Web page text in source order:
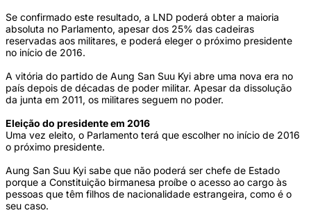
Se confirmado este resultado, a LND poderá obter a maioria
absoluta no Parlamento, apesar dos 25% das cadeiras
reservadas aos militares, e poderá eleger o próximo presidente
no início de 2016.
A vitória do partido de Aung San Suu Kyi abre uma nova era no
país depois de décadas de poder militar. Apesar da dissolução
da junta em 2011, os militares seguem no poder.
Eleição do presidente em 2016
Uma vez eleito, o Parlamento terá que escolher no início de 2016
o próximo presidente.
Aung San Suu Kyi sabe que não poderá ser chefe de Estado
porque a Constituição birmanesa proíbe o acesso ao cargo às
pessoas que têm filhos de nacionalidade estrangeira, como é o
seu caso.